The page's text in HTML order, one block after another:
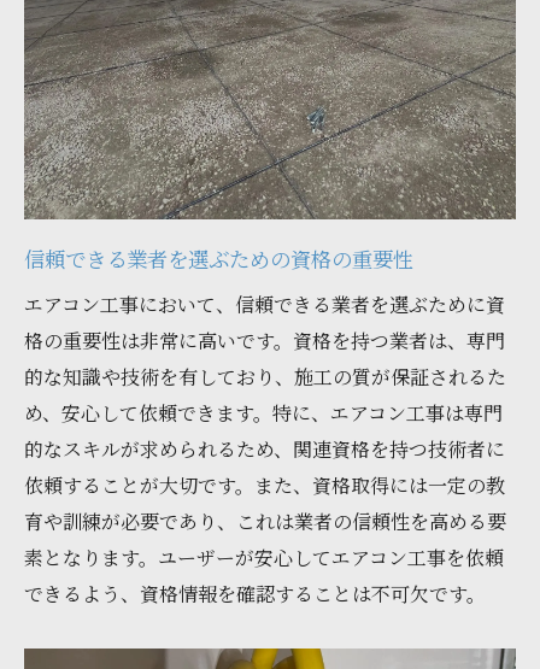
資格の有無を確認するためのステップ
資格情報を確認できる公式サイト
業者選びの際に資格を確認する方法
資格保持者が行うエアコン工事の特徴
エアコン工事における資格不所持のリスク
エアコン工事を依頼する際に必要な資格情報と
は
エアコン工事の基本的な資格情報
資格の有無が施工に及ぼす影響
依頼前に確認したい資格情報
資格情報を理解するための基礎知識
信頼できる資格情報の取得方法
資格が施工後の安心感に繋がる理由
宮城県のエアコン工事業者を選ぶ際の資格のチ
ェックポイント
資格確認時の注意事項
資格情報を基にした業者比較方法
信頼できる業者を選ぶための資格の重要性
エアコン工事において、信頼できる業者を選ぶために資
格の重要性は非常に高いです。資格を持つ業者は、専門
的な知識や技術を有しており、施工の質が保証されるた
め、安心して依頼できます。特に、エアコン工事は専門
的なスキルが求められるため、関連資格を持つ技術者に
依頼することが大切です。また、資格取得には一定の教
育や訓練が必要であり、これは業者の信頼性を高める要
素となります。ユーザーが安心してエアコン工事を依頼
できるよう、資格情報を確認することは不可欠です。